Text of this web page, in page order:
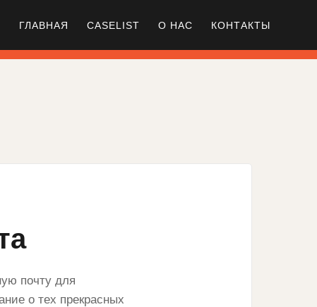
ГЛАВНАЯ CASELIST О НАС КОНТАКТЫ
почту для
о тех прекрасных